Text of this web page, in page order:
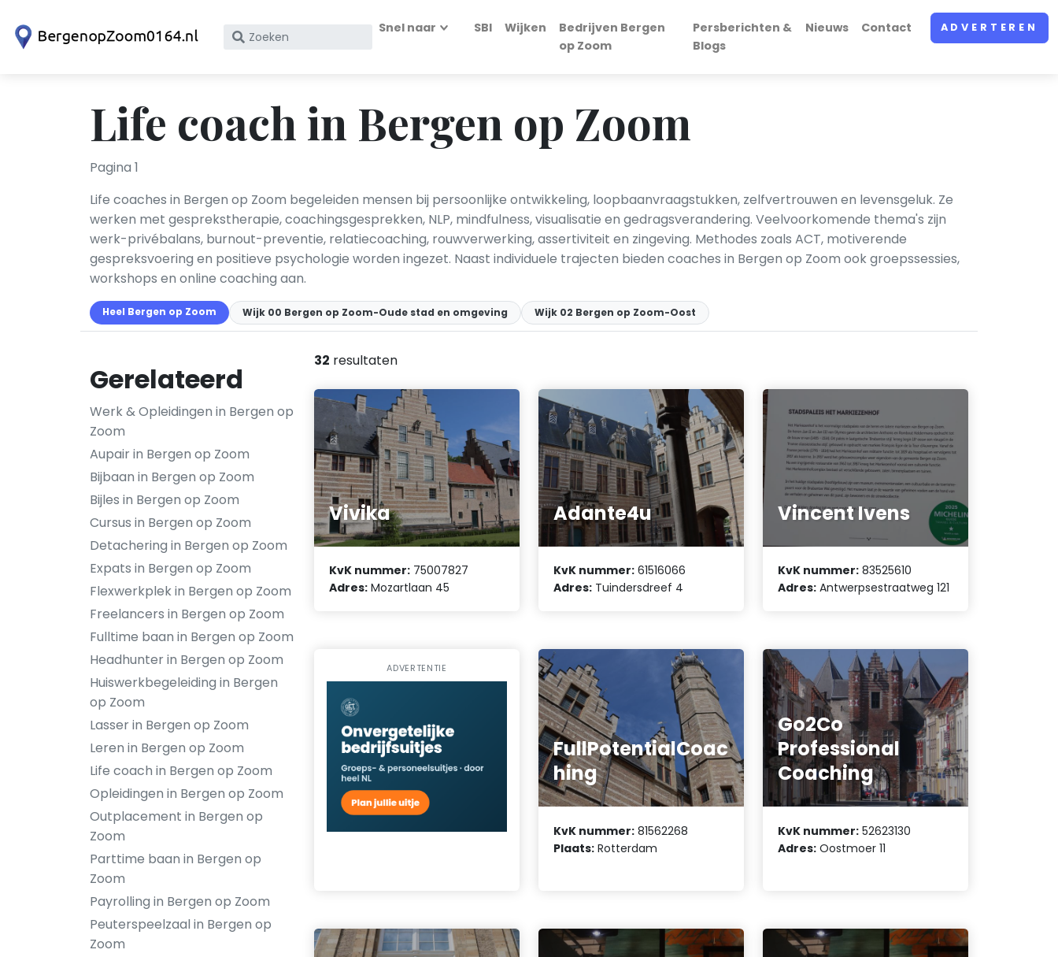
Zoek
KvK
nummer
Snel naar SBI Wijken
Bedrijven Bergen
op Zoom
Persberichten &
Blogs
Nieuws Contact ADVERTEREN
Life coach in Bergen op Zoom
Pagina 1
Life coaches in Bergen op Zoom begeleiden mensen bij persoonlijke ontwikkeling, loopbaanvraagstukken, zelfvertrouwen en levensgeluk. Ze
werken met gesprekstherapie, coachingsgesprekken, NLP, mindfulness, visualisatie en gedragsverandering. Veelvoorkomende thema's zijn
werk-privébalans, burnout-preventie, relatiecoaching, rouwverwerking, assertiviteit en zingeving. Methodes zoals ACT, motiverende
gespreksvoering en positieve psychologie worden ingezet. Naast individuele trajecten bieden coaches in Bergen op Zoom ook groepssessies,
workshops en online coaching aan.
Heel Bergen op Zoom Wijk 00 Bergen op Zoom-Oude stad en omgeving Wijk 02 Bergen op Zoom-Oost
Gerelateerd
Werk & Opleidingen in Bergen op
Zoom
Aupair in Bergen op Zoom
Bijbaan in Bergen op Zoom
Bijles in Bergen op Zoom
Cursus in Bergen op Zoom
Detachering in Bergen op Zoom
Expats in Bergen op Zoom
Flexwerkplek in Bergen op Zoom
Freelancers in Bergen op Zoom
Fulltime baan in Bergen op Zoom
Headhunter in Bergen op Zoom
Huiswerkbegeleiding in Bergen
op Zoom
Lasser in Bergen op Zoom
Leren in Bergen op Zoom
Life coach in Bergen op Zoom
Opleidingen in Bergen op Zoom
Outplacement in Bergen op
Zoom
Parttime baan in Bergen op
Zoom
Payrolling in Bergen op Zoom
Peuterspeelzaal in Bergen op
Zoom
32 resultaten
Vivika
KvK nummer: 75007827
Adres: Mozartlaan 45
Adante4u
KvK nummer: 61516066
Adres: Tuindersdreef 4
Vincent Ivens
KvK nummer: 83525610
Adres: Antwerpsestraatweg 121
ADVERTENTIE
FullPotentialCoac
hing
KvK nummer: 81562268
Plaats: Rotterdam
Go2Co
Professional
Coaching
KvK nummer: 52623130
Adres: Oostmoer 11